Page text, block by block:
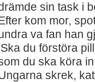
sin task i
kom mor,
va fan han
du förstöra
du ska köra in
skrek,